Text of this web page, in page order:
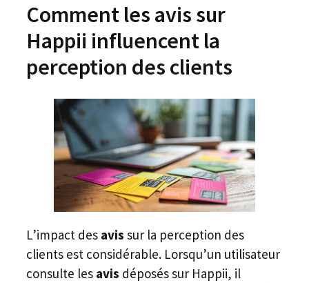
Comment les avis sur
Happii influencent la
perception des clients
L’impact des avis sur la perception des
clients est considérable. Lorsqu’un utilisateur
consulte les avis déposés sur Happii, il